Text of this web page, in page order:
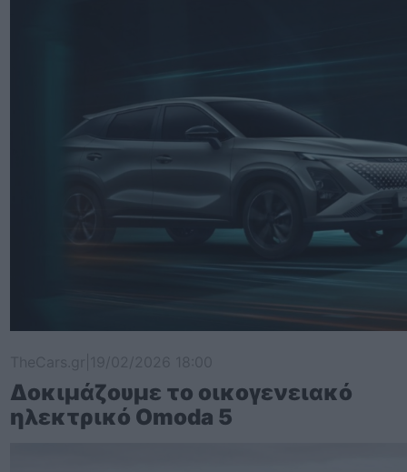
Δοκιμάζουμε το οικογενειακό
ηλεκτρικό Omoda 5